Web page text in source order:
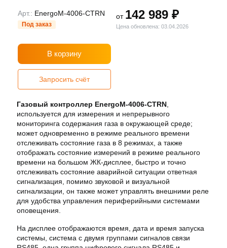
Арт.: EnergoM-4006-CTRN
Под заказ
от 142 989 ₽
Цена обновлена: 03.04.2026
В корзину
Запросить счёт
Газовый контроллер EnergoM-4006-CTRN
используется для измерения и непрерывного
мониторинга содержания газа в окружающей среде;
может одновременно в режиме реального времени
отслеживать состояние газа в 8 режимах а также
отображать состояние измерений в режиме реального
времени на большом ЖК-дисплее быстро и точно
отслеживать состояние аварийной ситуации ответная
сигнализация
помимо звуковой и визуальной
сигнализации он также может управлять внешними реле
для удобства управления периферийными системами
оповещения
На дисплее отображаются время дата и время запуска
системы система с двумя группами сигналов связи